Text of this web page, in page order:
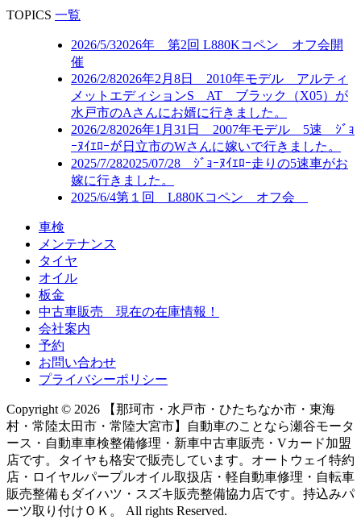
TOPICS 一覧
2026/5/32026年 第2回 L880Kコペン オフ会開
催
2026/2/82026年2月8日 2010年モデル アルティ
メットエディションS AT ブラック（X05）が
水戸市のAさんにお婿に行きました。
2026/2/82026年1月31日 2007年モデル 5速 ｼﾞｮ
ｰﾇｲｴﾛｰが日立市のWさんに嫁いで行きました。
2025/7/282025/07/28 ｼﾞｮｰﾇｲｴﾛｰ走りの5速車がお
嫁に行きました。
2025/6/4第１回 L880Kコペン オフ会
車検
メンテナンス
タイヤ
オイル
板金
中古車販売 現在の在庫情報！
会社案内
予約
お問い合わせ
プライバシーポリシー
Copyright © 2026 【那珂市・水戸市・ひたちなか市・東海
村・常陸太田市・常陸大宮市】自動車のことなら瀬谷モータ
ース・自動車車検整備修理・新車中古車販売・Vカード加盟
店です。タイヤも格安で販売しています。オートウェイ特約
店・ロイヤルパープルオイル取扱店・軽自動車修理・自転車
販売整備もダイハツ・スズキ販売整備協力店です。持込みパ
ーツ取り付けＯＫ。 All rights Reserved.